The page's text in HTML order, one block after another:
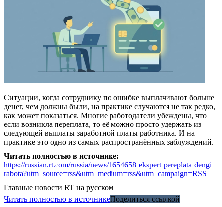
Ситуации, когда сотруднику по ошибке выплачивают больше
денег, чем должны были, на практике случаются не так редко,
как может показаться. Многие работодатели убеждены, что
если возникла переплата, то её можно просто удержать из
следующей выплаты заработной платы работника. И на
практике это одно из самых распространённых заблуждений.
Читать полностью в источнике:
https://russian.rt.com/russia/news/1654658-ekspert-pereplata-dengi-
rabota?utm_source=rss&utm_medium=rss&utm_campaign=RSS
Главные новости RT на русском
Читать полностью в источникеПоделиться ссылкой